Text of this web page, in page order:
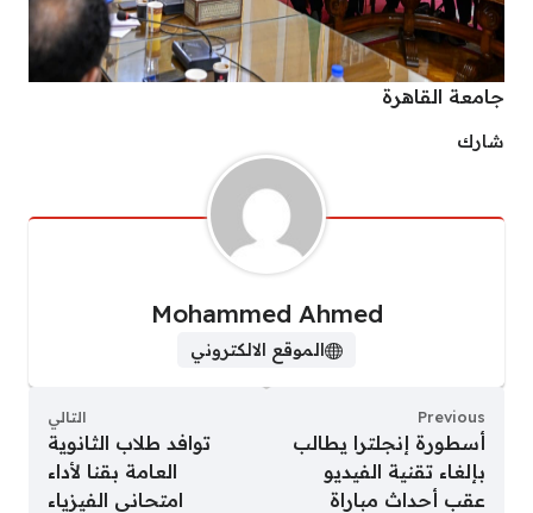
جامعة القاهرة
شارك
Mohammed Ahmed
الموقع الالكتروني
Previous
أسطورة إنجلترا يطالب
بإلغاء تقنية الفيديو
عقب أحداث مباراة
التالي
توافد طلاب الثانوية
العامة بقنا لأداء
امتحانى الفيزياء